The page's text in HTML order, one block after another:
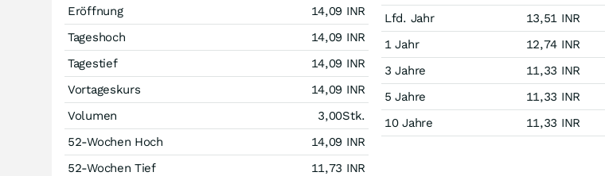
Eröffnung
14,09 INR
Tageshoch
14,09 INR
Tagestief
14,09 INR
Vortageskurs
14,09 INR
Volumen
3,00Stk.
52-Wochen Hoch
14,09 INR
52-Wochen Tief
11,73 INR
Lfd. Jahr
13,51 INR
1 Jahr
12,74 INR
3 Jahre
11,33 INR
5 Jahre
11,33 INR
10 Jahre
11,33 INR